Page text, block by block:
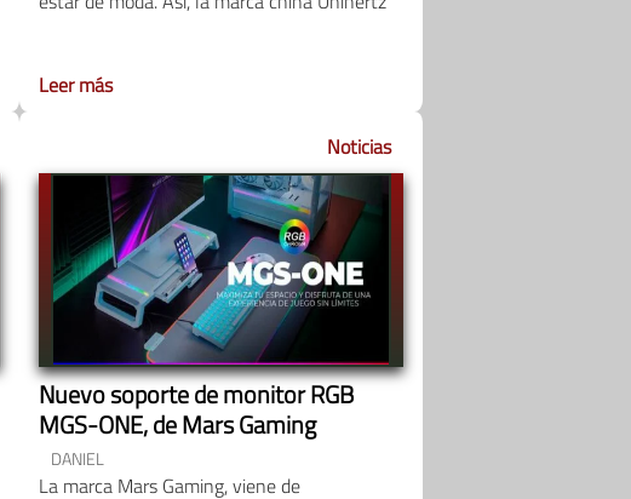
Leer más
Noticias
Nuevo soporte de monitor RGB
MGS-ONE, de Mars Gaming
DANIEL
La marca Mars Gaming, viene de